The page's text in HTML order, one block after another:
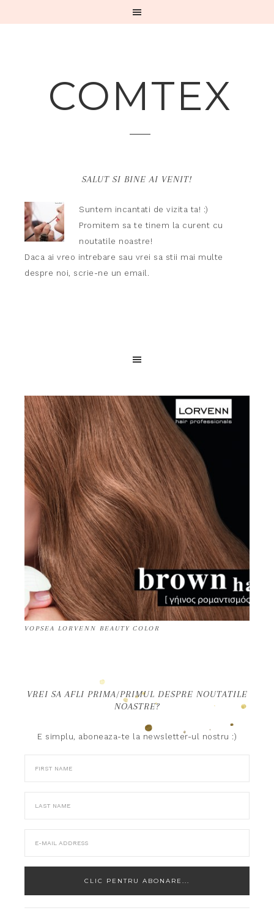
COMTEX
SALUT SI BINE AI VENIT!
Suntem incantati de vizita ta! :)
Promitem sa te tinem la curent cu
noutatile noastre!
Daca ai vreo intrebare sau vrei sa stii mai multe
despre noi, scrie-ne un email.
VOPSEA LORVENN BEAUTY COLOR
VREI SA AFLI PRIMA/PRIMUL DESPRE NOUTATILE
NOASTRE?
E simplu, aboneaza-te la newsletter-ul nostru :)